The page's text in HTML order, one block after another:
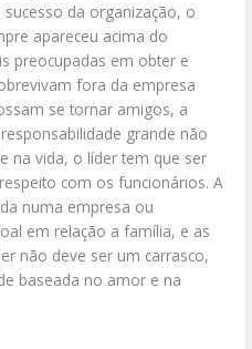
da organização, o
apareceu acima do
preocupadas em obter e
fora da empresa
se tornar amigos, a
grande não
na vida, o líder tem que ser
com os funcionários. A
numa empresa ou
em relação a família, e as
não deve ser um carrasco,
baseada no amor e na